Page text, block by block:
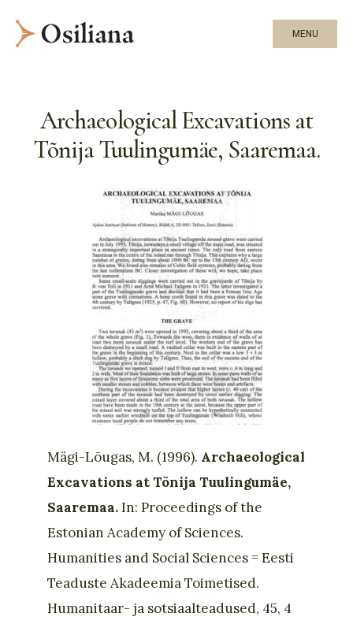
MENU
Archaeological Excavations at
Tõnija Tuulingumäe, Saaremaa.
Mägi-Lõugas, M. (1996). Archaeological
Excavations at Tõnija Tuulingumäe,
Saaremaa.In: Proceedings of the
Estonian Academy of Sciences.
Humanities and Social Sciences = Eesti
Teaduste Akadeemia Toimetised.
Humanitaar- ja sotsiaalteadused, 45, 4